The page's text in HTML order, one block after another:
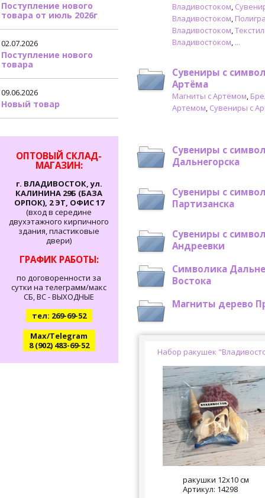
Поступление нового
товара от июль 2026г
02.07.2026
Поступление нового
товара
09.06.2026
Новый товар
ОПТОВЫЙ СКЛАД-
МАГАЗИН:
г. ВЛАДИВОСТОК, ул.
КАЛИНИНА 29Б (БАЗА
ОРПОК), 2 ЭТ, ОФИС 17
(вход в середине
двухэтажного кирпичного
здания, пластиковые
двери)
ГРАФИК РАБОТЫ:
по договоренности за
сутки на телеграмм/макс
СБ, ВС - ВЫХОДНЫЕ
тел: 269-69-52
Max/Telegram
8 (902) 483-69-52
Владивостоком,
Владивостоком,
Владивостоком,
Владивостоком, ...
Сувениры с
Артёма
Магниты с Артёмом,
Артемом, Сувениры с
Сувениры с
Дальнегорска
Сувениры с
Партизанска
Сувениры с
Андреевки
Символика
Востока
Магниты дерево
Набор ракушек
ракушки 12х10 см
Артикул: 14298